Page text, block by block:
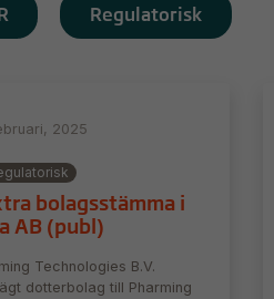
Regulatorisk
2025
bolagsstämma i
AB (publ)
Technologies B.V.
dotterbolag till Pharming